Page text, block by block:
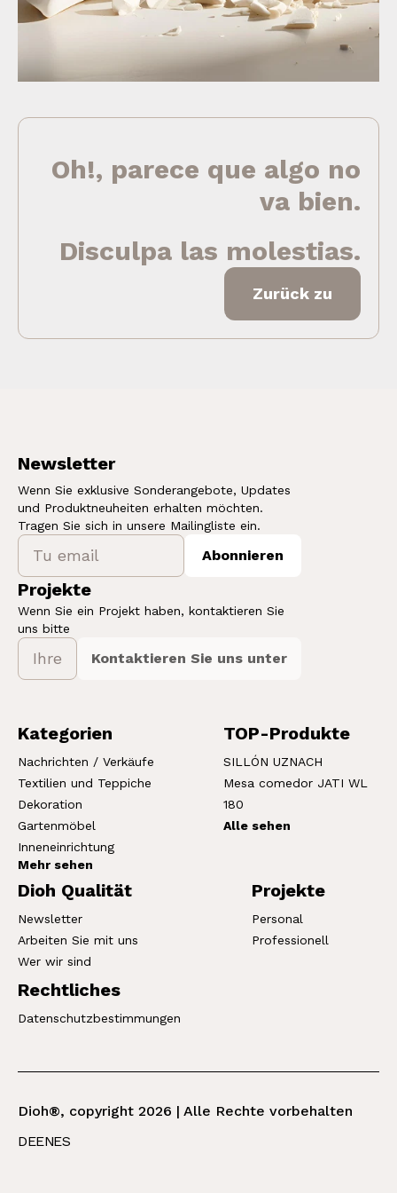
Oh!, parece que algo no
va bien.
Disculpa las molestias.
Zurück zu
Newsletter
Wenn Sie exklusive Sonderangebote, Updates
und Produktneuheiten erhalten möchten.
Tragen Sie sich in unsere Mailingliste ein.
Abonnieren
Projekte
Wenn Sie ein Projekt haben, kontaktieren Sie
uns bitte
Kontaktieren Sie uns unter
Kategorien
Nachrichten / Verkäufe
Textilien und Teppiche
Dekoration
Gartenmöbel
Inneneinrichtung
Mehr sehen
TOP-Produkte
SILLÓN UZNACH
Mesa comedor JATI WL
180
Alle sehen
Dioh Qualität
Newsletter
Arbeiten Sie mit uns
Wer wir sind
Projekte
Personal
Professionell
Rechtliches
Datenschutzbestimmungen
Dioh®, copyright 2026 | Alle Rechte vorbehalten
DEENES